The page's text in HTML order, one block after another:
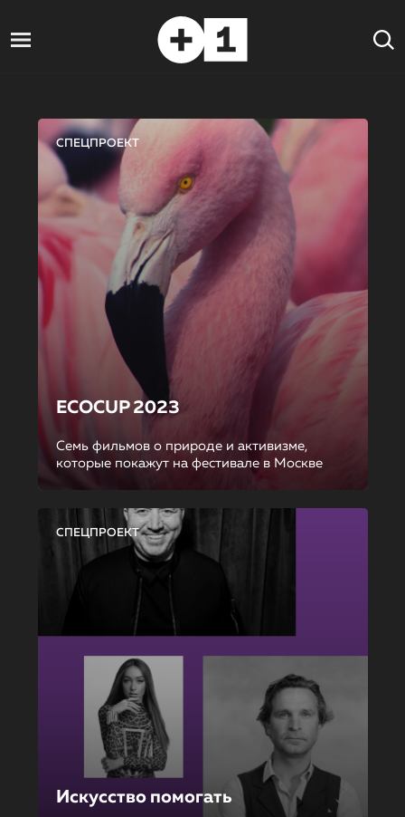
СПЕЦПРОЕКТ
ECOCUP 2023
Семь фильмов о природе и активизме,
которые покажут на фестивале в Москве
СПЕЦПРОЕКТ
Искусство помогать